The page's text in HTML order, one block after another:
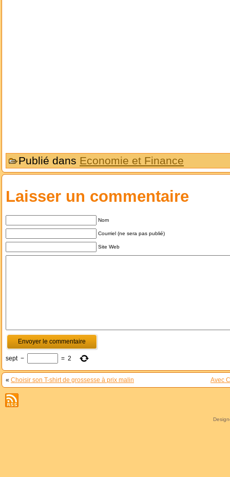
Publié dans Economie et Finance
Laisser un commentaire
Nom
Courriel (ne sera pas publié)
Site Web
sept − = 2
« Choisir son T-shirt de grossesse à prix malin Avec